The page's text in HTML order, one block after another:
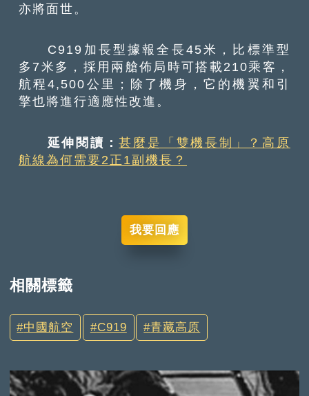
亦將面世。
C919加長型據報全長45米，比標準型
多7米多，採用兩艙佈局時可搭載210乘客，
航程4,500公里；除了機身，它的機翼和引
擎也將進行適應性改進。
延伸閱讀：甚麼是「雙機長制」？高原
航線為何需要2正1副機長？
我要回應
相關標籤
中國航空 C919 青藏高原